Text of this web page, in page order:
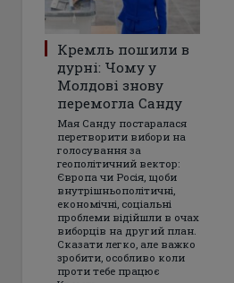
Кремль пошили в
дурні: Чому у
Молдові знову
перемогла Санду
Мая Санду постаралася
перетворити вибори на
голосування за
геополітичний вектор:
Європа чи Росія, щоби
внутрішньополітичні,
економічні, соціальні
проблеми відійшли в очах
виборців на другий план.
Сказати легко, але важко
зробити, особливо коли
проти тебе працює